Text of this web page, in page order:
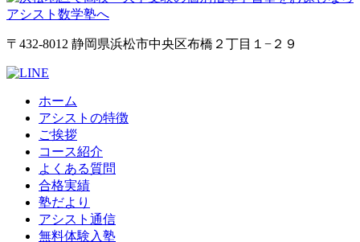
〒432-8012 静岡県浜松市中央区布橋２丁目１−２９
ホーム
アシストの特徴
ご挨拶
コース紹介
よくある質問
合格実績
塾だより
アシスト通信
無料体験入塾